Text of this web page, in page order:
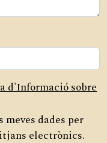
d'Informació sobre
dades per
electrònics.